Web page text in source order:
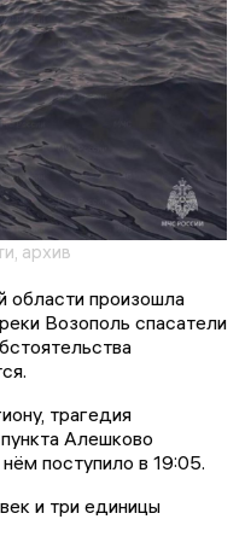
архив
области произошла
Возополь спасатели
трагедия
Алешково
поступило в 19:05.
и три единицы